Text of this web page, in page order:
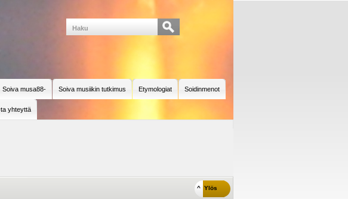
Soiva musa88- Soiva musiikin tutkimus Etymologiat Soidinmenot
yhteyttä
^ Ylös